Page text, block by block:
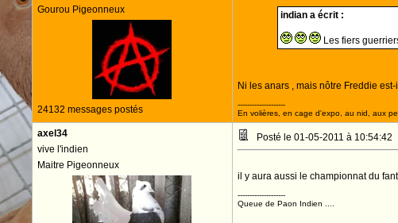
Gourou Pigeonneux
24132 messages postés
indian a écrit :
Les fiers
Ni les anars , mais nôtre Freddie
--------------------
En volières, en cage d'expo, au nid, aux
axel34
vive l'indien
Maitre Pigeonneux
Posté le 01-05-2011 à 10:54:42
il y aura aussi le championnat du
--------------------
Queue de Paon Indien ....